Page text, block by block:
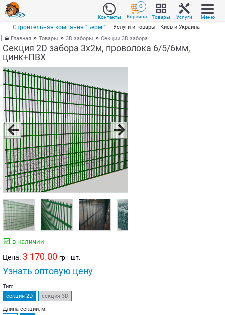
Строительная компания "Берег" Услуги и товары | Киев и Украина
Контакты
0
Корзина Товары Услуги Меню
Главная Товары 3D заборы Секции 3D забора
Секция 2D забора 3х2м, проволока 6/5/6мм,
цинк+ПВХ
в наличии
Цена: 3 170.00 грн шт.
Узнать оптовую цену
Тип:
секция 2D
секция 3D
Длина секции, м: